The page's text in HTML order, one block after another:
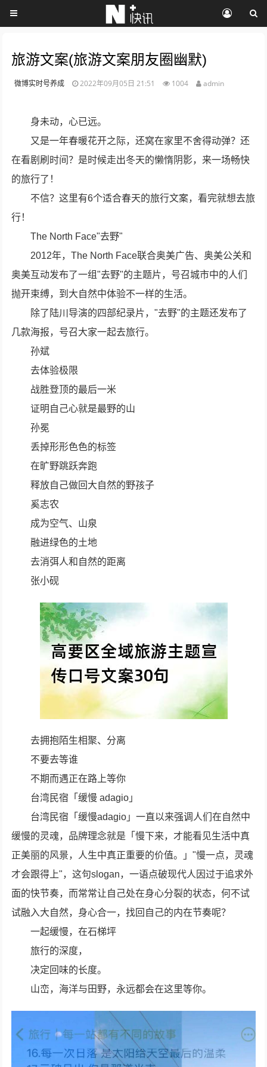
旅游文案(旅游文案朋友圈幽默)
微博实时号养成 2022年09月05日 21:51 1004 admin
身未动，心已远。
又是一年春暖花开之际，还窝在家里不舍得动弹？还
在看剧刷时间？是时候走出冬天的懒惰阴影，来一场畅快
的旅行了！
不信？这里有6个适合春天的旅行文案，看完就想去旅
行！
The North Face"去野"
2012年，The North Face联合奥美广告、奥美公关和
奥美互动发布了一组"去野"的主题片，号召城市中的人们
抛开束缚，到大自然中体验不一样的生活。
除了陆川导演的四部纪录片，"去野"的主题还发布了
几款海报，号召大家一起去旅行。
孙斌
去体验极限
战胜登顶的最后一米
证明自己心就是最野的山
孙冕
丢掉形形色色的标签
在旷野跳跃奔跑
释放自己做回大自然的野孩子
奚志农
成为空气、山泉
融进绿色的土地
去消弭人和自然的距离
张小砚
去拥抱陌生相聚、分离
不要去等谁
不期而遇正在路上等你
台湾民宿「缓慢 adagio」
台湾民宿「缓慢adagio」一直以来强调人们在自然中
缓慢的灵魂，品牌理念就是「慢下来，才能看见生活中真
正美丽的风景，人生中真正重要的价值。」"慢一点，灵魂
才会跟得上"，这句slogan，一语点破现代人因过于追求外
面的快节奏，而常常让自己处在身心分裂的状态，何不试
试融入大自然，身心合一，找回自己的内在节奏呢？
一起缓慢，在石梯坪
旅行的深度，
决定回味的长度。
山峦，海洋与田野，永远都会在这里等你。